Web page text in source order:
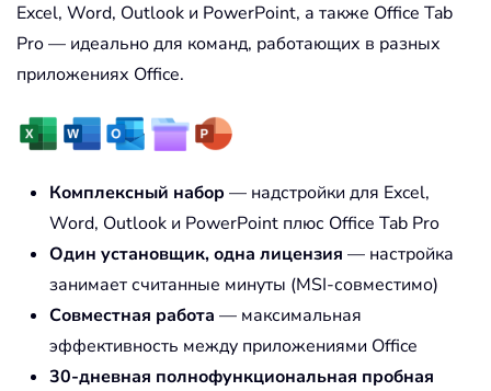
Excel, Word, Outlook и PowerPoint, а также Office Tab
Pro — идеально для команд, работающих в разных
приложениях Office.
Комплексный набор — надстройки для Excel,
Word, Outlook и PowerPoint плюс Office Tab Pro
Один установщик, одна лицензия — настройка
занимает считанные минуты (MSI-совместимо)
Совместная работа — максимальная
эффективность между приложениями Office
30-дневная полнофункциональная пробная